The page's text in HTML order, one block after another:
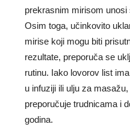
prekrasnim mirisom unosi
Osim toga, učinkovito
mirise koji mogu biti
rezultate, preporuča se
rutinu. Iako lovorov list
u infuziji ili ulju za
preporučuje trudnicama i
godina.